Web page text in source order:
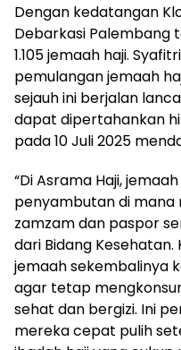
Dengan kedatangan
Debarkasi Palembang
1.105 jemaah haji.
pemulangan jemaah
sejauh ini berjalan
dapat dipertahankan
pada 10 Juli 2025
“Di Asrama Haji,
penyambutan di
zamzam dan paspor
dari Bidang
jemaah sekembalinya
agar tetap
sehat dan bergizi. Ini
mereka cepat pulih